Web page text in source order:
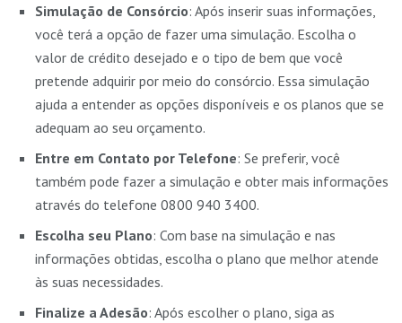
Simulação de Consórcio: Após inserir suas informações,
você terá a opção de fazer uma simulação. Escolha o
valor de crédito desejado e o tipo de bem que você
pretende adquirir por meio do consórcio. Essa simulação
ajuda a entender as opções disponíveis e os planos que se
adequam ao seu orçamento.
Entre em Contato por Telefone: Se preferir, você
também pode fazer a simulação e obter mais informações
através do telefone 0800 940 3400.
Escolha seu Plano: Com base na simulação e nas
informações obtidas, escolha o plano que melhor atende
às suas necessidades.
Finalize a Adesão: Após escolher o plano, siga as